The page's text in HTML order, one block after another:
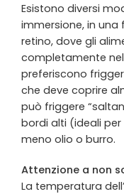
Esistono diversi
immersione, in
retino, dove gli
completamente
preferiscono
che deve coprire
può friggere
bordi alti (ideali
meno olio o burro.
Attenzione a non
La temperatura